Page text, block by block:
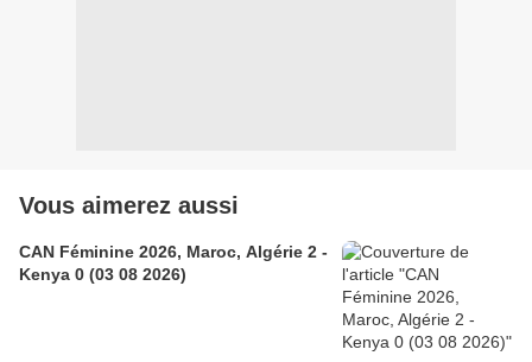
Vous aimerez aussi
CAN Féminine 2026, Maroc, Algérie 2 -
Kenya 0 (03 08 2026)